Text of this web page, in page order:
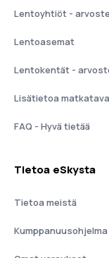
Lentoyhtiöt -
Lentoasemat
Lentokentät -
Lisätietoa
FAQ - Hyvä tietää
Tietoa eSkysta
Tietoa meistä
Kumppanuusohjelma